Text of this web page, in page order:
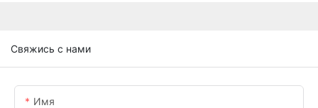
Свяжись с нами
Имя